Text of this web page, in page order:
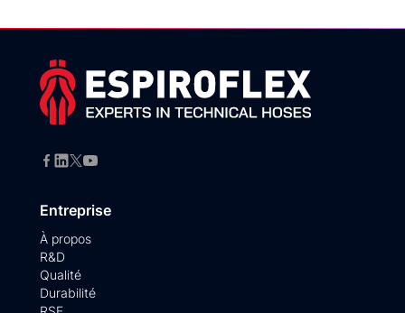
Entreprise
À propos
R&D
Qualité
Durabilité